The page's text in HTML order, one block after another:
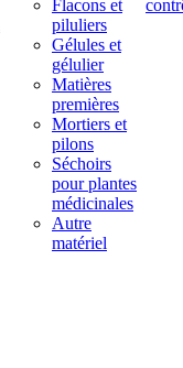
Flacons et
piluliers
Gélules et
gélulier
Matières
premières
Mortiers et
pilons
Séchoirs
pour plantes
médicinales
Autre
matériel